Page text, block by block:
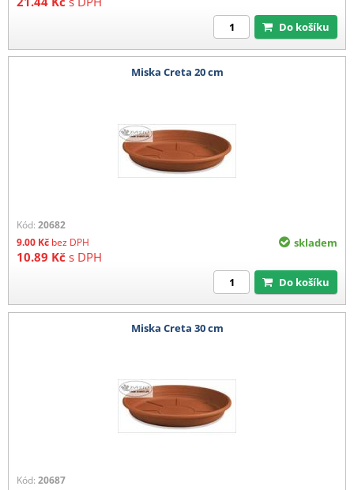
Do košíku
Miska Creta 20 cm
Kód: 20682
9.00 Kč bez DPH
10.89 Kč s DPH
skladem
Do košíku
Miska Creta 30 cm
Kód: 20687